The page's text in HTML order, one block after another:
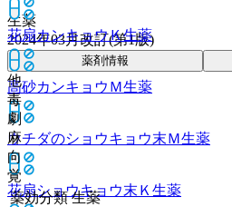
花扇カンキョウＫ生薬
高砂カンキョウＭ生薬
ウチダのショウキョウ末Ｍ生薬
花扇ショウキョウ末Ｋ 生薬
生薬
2024年03月改訂(第1版)
薬剤情報
他
毒
劇
麻
向
覚
薬効分類 生薬